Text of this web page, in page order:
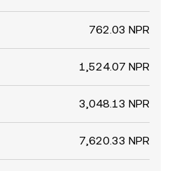
762.03 NPR
1,524.07 NPR
3,048.13 NPR
7,620.33 NPR